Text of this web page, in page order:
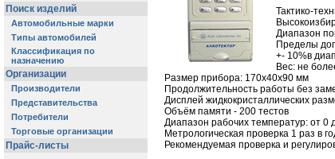
Поиск изделий
Автомобильные марки
Типы автомобилей
Классификация по
назначению
Организации
Производители
Представительства
Потребители
Торговые организации
Прайс-листы
Тактико-
Диапазон
Пределы
+- 10%в
Вес: не
Размер прибора: 170х40х90 мм
Продолжительность работы без
Дисплей жидкокристаллических
Объём памяти - 200 тестов
Диапазон рабочих температур: от 0
Метрологическая проверка 1 раз в
Рекомендуемая проверка и